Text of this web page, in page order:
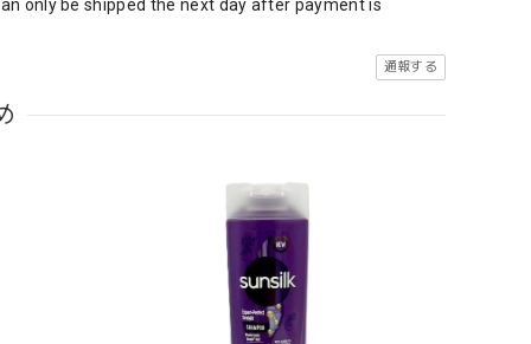
only be shipped the next day after payment is
通報する